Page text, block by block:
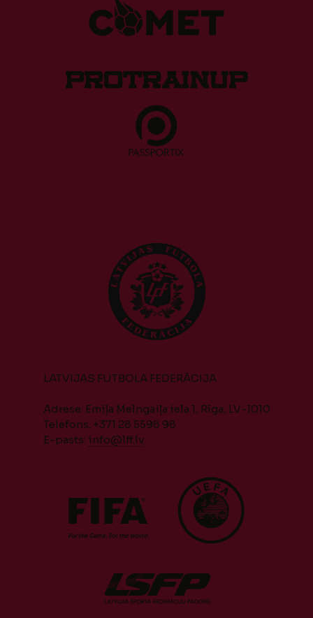
LATVIJAS FUTBOLA FEDERĀCIJA
Adrese: Emiļa Melngaiļa iela 1, Rīga, LV-1010
Telefons: +371 28 5598 98
E-pasts: info@lff.lv